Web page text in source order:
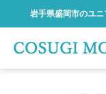
岩手県盛岡市のユ